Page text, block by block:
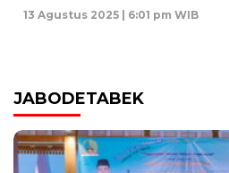
13 Agustus 2025 | 6:01 pm WIB
JABODETABEK